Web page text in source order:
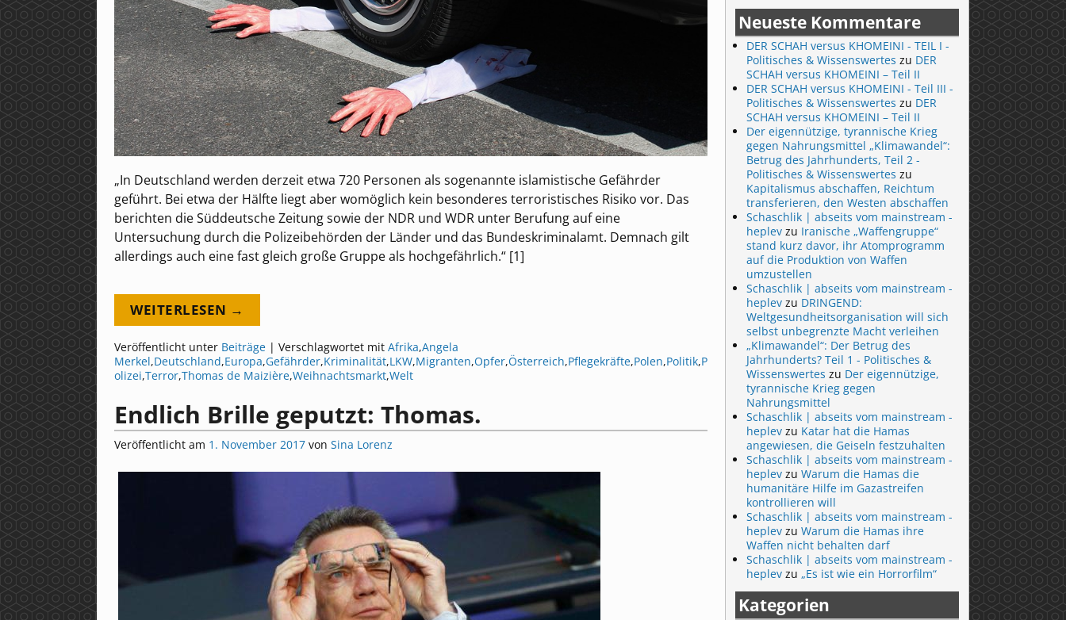
„In Deutschland werden derzeit etwa 720 Personen als sogenannte islamistische Gefährder
geführt. Bei etwa der Hälfte liegt aber womöglich kein besonderes terroristisches Risiko vor. Das
berichten die Süddeutsche Zeitung sowie der NDR und WDR unter Berufung auf eine
Untersuchung durch die Polizeibehörden der Länder und das Bundeskriminalamt. Demnach gilt
allerdings auch eine fast gleich große Gruppe als hochgefährlich.“ [1]
WEITERLESEN →
Veröffentlicht unter Beiträge | Verschlagwortet mit Afrika,Angela
Merkel,Deutschland,Europa,Gefährder,Kriminalität,LKW,Migranten,Opfer,Österreich,Pflegekräfte,Polen,Politik,P
olizei,Terror,Thomas de Maizière,Weihnachtsmarkt,Welt
Endlich Brille geputzt: Thomas.
Veröffentlicht am 1. November 2017 von Sina Lorenz
Neueste Kommentare
DER SCHAH versus KHOMEINI - TEIL I -
Politisches & Wissenswertes zu DER
SCHAH versus KHOMEINI – Teil II
DER SCHAH versus KHOMEINI - Teil III -
Politisches & Wissenswertes zu DER
SCHAH versus KHOMEINI – Teil II
Der eigennützige, tyrannische Krieg
gegen Nahrungsmittel „Klimawandel“:
Betrug des Jahrhunderts, Teil 2 -
Politisches & Wissenswertes zu
Kapitalismus abschaffen, Reichtum
transferieren, den Westen abschaffen
Schaschlik | abseits vom mainstream -
heplev zu Iranische „Waffengruppe“
stand kurz davor, ihr Atomprogramm
auf die Produktion von Waffen
umzustellen
Schaschlik | abseits vom mainstream -
heplev zu DRINGEND:
Weltgesundheitsorganisation will sich
selbst unbegrenzte Macht verleihen
„Klimawandel“: Der Betrug des
Jahrhunderts? Teil 1 - Politisches &
Wissenswertes zu Der eigennützige,
tyrannische Krieg gegen
Nahrungsmittel
Schaschlik | abseits vom mainstream -
heplev zu Katar hat die Hamas
angewiesen, die Geiseln festzuhalten
Schaschlik | abseits vom mainstream -
heplev zu Warum die Hamas die
humanitäre Hilfe im Gazastreifen
kontrollieren will
Schaschlik | abseits vom mainstream -
heplev zu Warum die Hamas ihre
Waffen nicht behalten darf
Schaschlik | abseits vom mainstream -
heplev zu „Es ist wie ein Horrorfilm“
Kategorien